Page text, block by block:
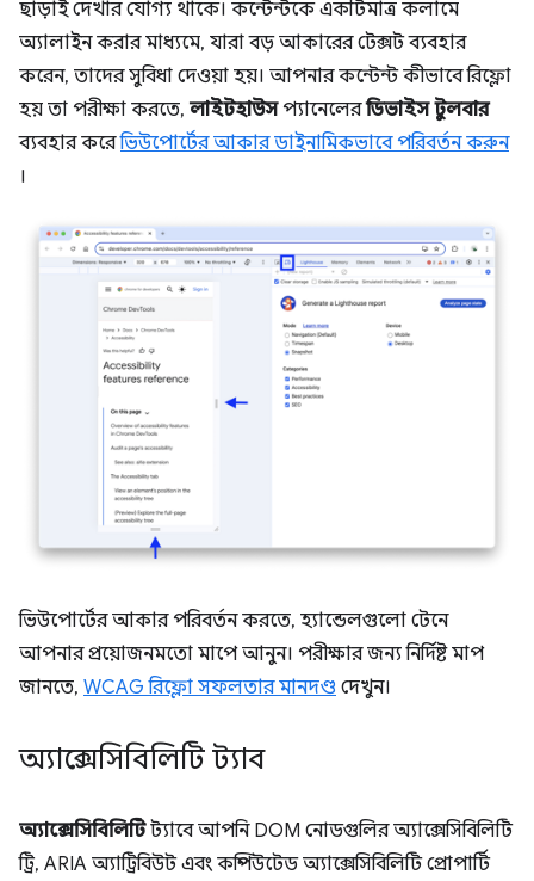
ছাড়াই দেখার যোগ্য থাকে। কন্টেন্টকে একটিমাত্র কলামে
অ্যালাইন করার মাধ্যমে, যারা বড় আকারের টেক্সট ব্যবহার
করেন, তাদের সুবিধা দেওয়া হয়। আপনার কন্টেন্ট কীভাবে রিফ্লো
হয় তা পরীক্ষা করতে, লাইটহাউসপ্যানেলেরডিভাইস টুলবার
ব্যবহার করেভিউপোর্টের আকার ডাইনামিকভাবে পরিবর্তন করুন
।
ভিউপোর্টের আকার পরিবর্তন করতে, হ্যান্ডেলগুলো টেনে
আপনার প্রয়োজনমতো মাপে আনুন। পরীক্ষার জন্য নির্দিষ্ট মাপ
জানতে, WCAG রিফ্লো সফলতার মানদণ্ড দেখুন।
অ্যাক্সেসিবিলিটি ট্যাব
অ্যাক্সেসিবিলিটিট্যাবে আপনি DOM নোডগুলির অ্যাক্সেসিবিলিটি
ট্রি, ARIA অ্যাট্রিবিউট এবং কম্পিউটেড অ্যাক্সেসিবিলিটি প্রোপার্টি